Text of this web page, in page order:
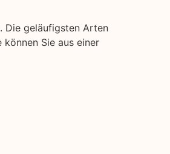
Die geläufigsten Arten
Sie aus einer